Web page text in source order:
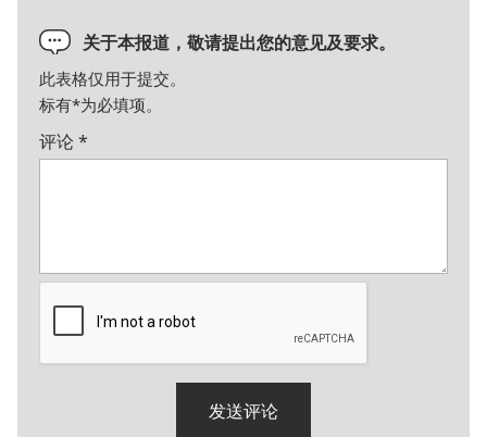
关于本报道，敬请提出您的意见及要求。
此表格仅用于提交。
标有*为必填项。
评论*